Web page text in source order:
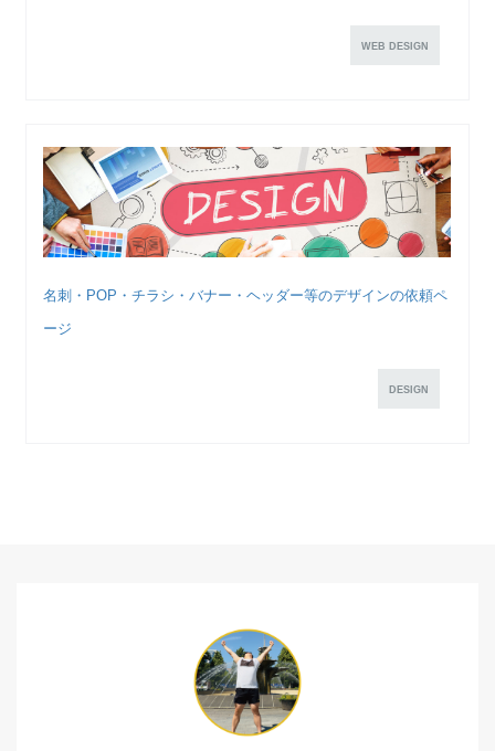
WEB DESIGN
名刺・POP・チラシ・バナー・ヘッダー等のデザインの依頼ペ
ージ
DESIGN